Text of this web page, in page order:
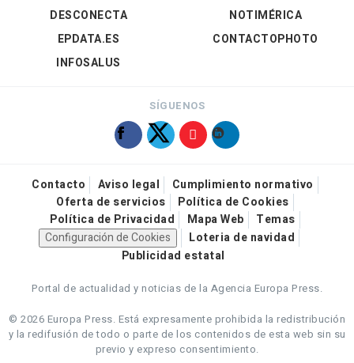
DESCONECTA
EPDATA.ES
INFOSALUS
NOTIMÉRICA
CONTACTOPHOTO
SÍGUENOS
Contacto Aviso legal
Cumplimiento normativo
Oferta de servicios
Política de Cookies
Política de Privacidad
Mapa Web
Temas
Configuración de Cookies
Loteria de navidad
Publicidad estatal
Portal de actualidad y noticias de la Agencia Europa Press.
© 2026 Europa Press. Está expresamente prohibida la redistribución
y la redifusión de todo o parte de los contenidos de esta web sin su
previo y expreso consentimiento.